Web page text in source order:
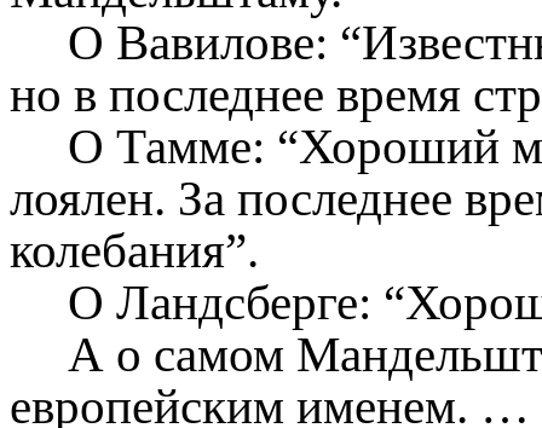
О Вавилове:
но в последнее время
О Тамме: “Хороший
лоялен. За последнее
колебания”.
О Ландсберге:
А о самом
европейским именем. …